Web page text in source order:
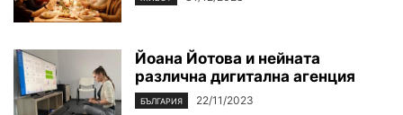
Йоана Йотова и нейната
различна дигитална агенция
БЪЛГАРИЯ 22/11/2023